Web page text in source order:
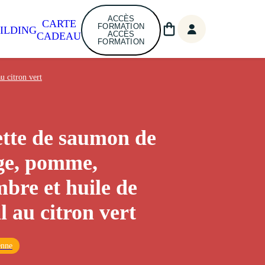
CARTE
CADEAU
ACCÈS
FORMATION
ACCÈS
FORMATION
citron vert
de saumon de
pomme,
et huile de
au citron vert